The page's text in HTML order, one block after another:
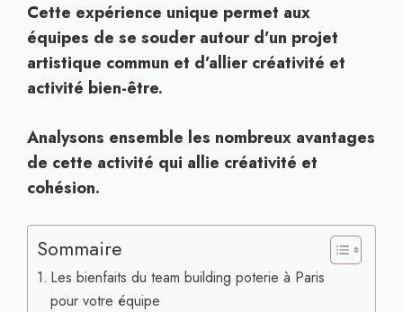
Cette expérience unique permet aux
équipes de se souder autour d’un projet
artistique commun et d’allier créativité et
activité bien-être.
Analysons ensemble les nombreux avantages
de cette activité qui allie créativité et
cohésion.
Sommaire
Les bienfaits du team building poterie à Paris
pour votre équipe